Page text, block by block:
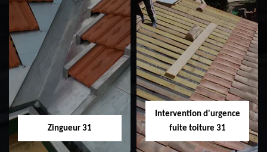
Etanchéité toiture
31
Réparation de
toiture 31
Zingueur 31
Intervention d'urgence
fuite toiture 31